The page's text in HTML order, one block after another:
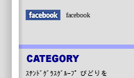
facebook
ｽﾃﾝﾄﾞｸﾞﾗｽｸﾞﾙｰﾌﾟ びどりを